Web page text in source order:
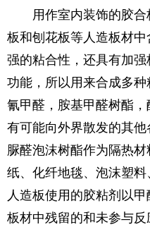
用作室内装饰的胶合
板和刨花板等人造板材
强的粘合性，还具有加
功能，所以用来合成多
氰甲醛，胺基甲醛树酯
有可能向外界散发的其
脲醛泡沫树酯作为隔热
纸、化纤地毯、泡沫塑
人造板使用的胶粘剂以
板材中残留的和未参与